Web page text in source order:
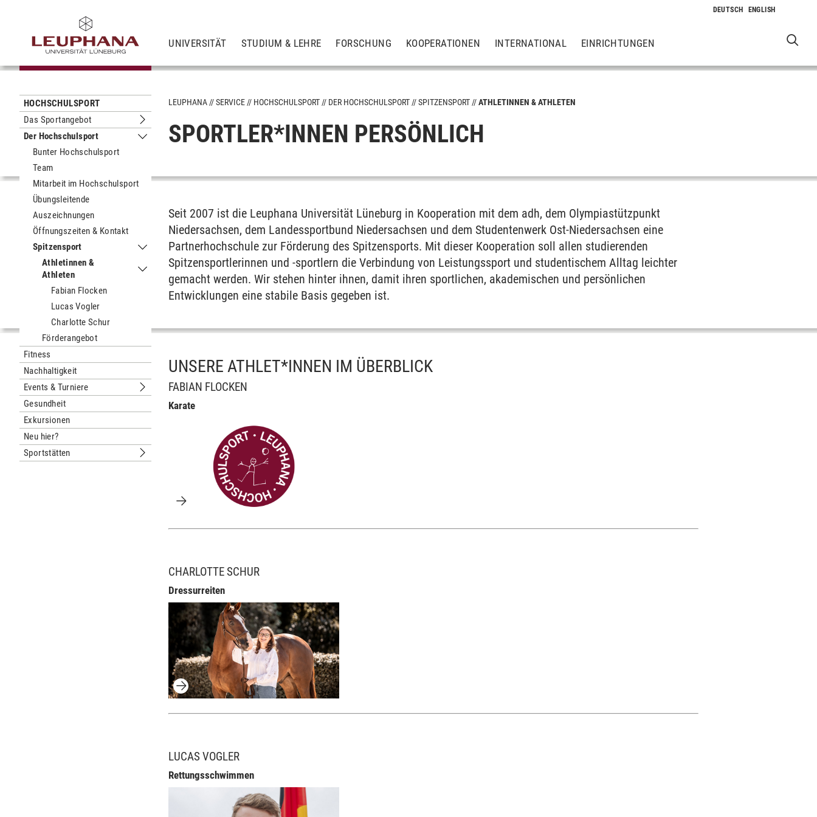
UNIVERSITÄT STUDIUM & LEHRE FORSCHUNG KOOPERATIONEN INTERNATIONAL EINRICHTUNGEN
HOCHSCHULSPORT
Das Sportangebot
Untermenu Das Sportangebot
Der Hochschulsport
Untermenu Der Hochschulsport
Bunter Hochschulsport
Team
Mitarbeit im Hochschulsport
Übungsleitende
Auszeichnungen
Öffnungszeiten & Kontakt
Spitzensport
Untermenu Spitzensport
Athletinnen &
Athleten
Untermenu Athletinnen & Athleten
Fabian Flocken
Lucas Vogler
Charlotte Schur
Förderangebot
Fitness
Nachhaltigkeit
Events & Turniere
Untermenu Events & Turniere
Gesundheit
Exkursionen
Neu hier?
Sportstätten
Untermenu Sportstätten
LEUPHANA SERVICE HOCHSCHULSPORT DER HOCHSCHULSPORT SPITZENSPORT ATHLETINNEN & ATHLETEN
SPORTLER*INNEN PERSÖNLICH
Seit 2007 ist die Leuphana Universität Lüneburg in Kooperation mit dem adh, dem Olympiastützpunkt
Niedersachsen, dem Landessportbund Niedersachsen und dem Studentenwerk Ost-Niedersachsen eine
Partnerhochschule zur Förderung des Spitzensports. Mit dieser Kooperation soll allen studierenden
Spitzensportlerinnen und -sportlern die Verbindung von Leistungssport und studentischem Alltag leichter
gemacht werden. Wir stehen hinter ihnen, damit ihren sportlichen, akademischen und persönlichen
Entwicklungen eine stabile Basis gegeben ist.
UNSERE ATHLET*INNEN IM ÜBERBLICK
FABIAN FLOCKEN
Karate
CHARLOTTE SCHUR
Dressurreiten
LUCAS VOGLER
Rettungsschwimmen